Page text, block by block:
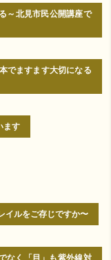
～北見市民公開講座で
でますます大切になる
ます
イルをご存じですか〜
なく「目」も紫外線対